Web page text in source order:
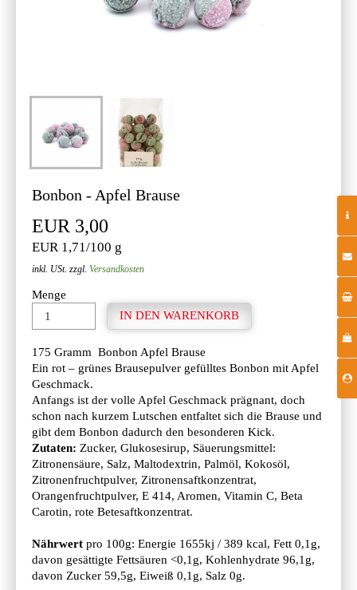
Bonbon - Apfel Brause
EUR 3,00
EUR 1,71/100 g
inkl. USt. zzgl. Versandkosten
Menge
175 Gramm Bonbon Apfel Brause
Ein rot – grünes Brausepulver gefülltes Bonbon mit Apfel
Geschmack.
Anfangs ist der volle Apfel Geschmack prägnant, doch
schon nach kurzem Lutschen entfaltet sich die Brause und
gibt dem Bonbon dadurch den besonderen Kick.
Zutaten: Zucker, Glukosesirup, Säuerungsmittel:
Zitronensäure, Salz, Maltodextrin, Palmöl, Kokosöl,
Zitronenfruchtpulver, Zitronensaftkonzentrat,
Orangenfruchtpulver, E 414, Aromen, Vitamin C, Beta
Carotin, rote Betesaftkonzentrat.
Nährwert pro 100g: Energie 1655kj / 389 kcal, Fett 0,1g,
davon gesättigte Fettsäuren <0,1g, Kohlenhydrate 96,1g,
davon Zucker 59,5g, Eiweiß 0,1g, Salz 0g.